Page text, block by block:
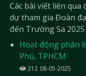
Các bài viết liên
dự tham gia Đoàn
đến Trường Sa 2025
Hoạt động phân
Phú, TPHCM
212 08-05-2025